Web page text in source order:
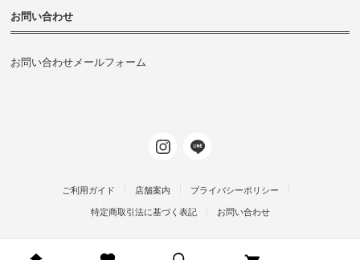
お問い合わせ
お問い合わせメールフォーム
ご利用ガイド 店舗案内 プライバシーポリシー
特定商取引法に基づく表記 お問い合わせ